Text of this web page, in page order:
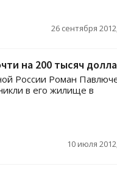
26 сентября
на 200 тысяч
России Роман
в его жилище в
10 июля